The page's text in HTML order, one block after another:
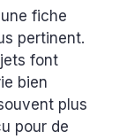
fiche
pertinent.
font
bien
plus
pour de